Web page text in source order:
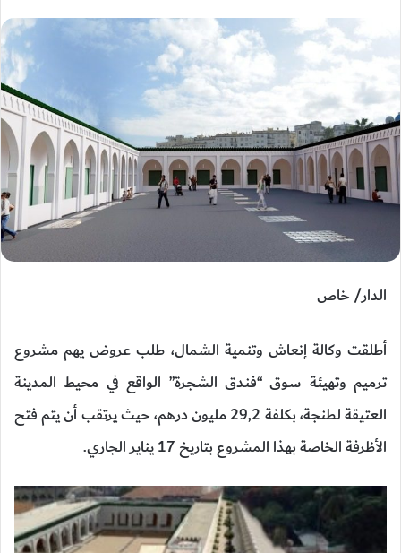
الدار/ خاص
أطلقت وكالة إنعاش وتنمية الشمال، طلب عروض يهم مشروع
ترميم وتهيئة سوق “فندق الشجرة” الواقع في محيط المدينة
العتيقة لطنجة، بكلفة 29,2 مليون درهم، حيث يرتقب أن يتم فتح
الأظرفة الخاصة بهذا المشروع بتاريخ 17 يناير الجاري.